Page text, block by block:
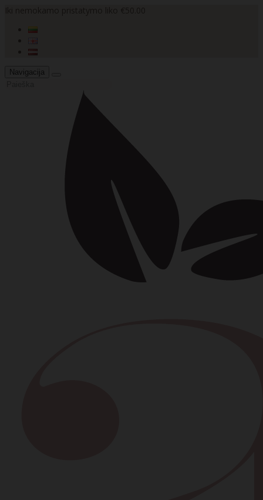
Navigacija